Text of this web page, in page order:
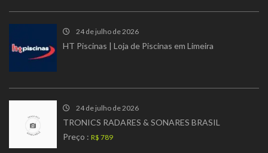
24 de julho de 2026
HT Piscinas | Loja de Piscinas em Limeira
24 de julho de 2026
TRONICS RADARES & SONARES BRASIL
Preço : R$ 789